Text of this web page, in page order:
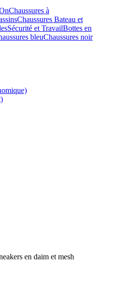
Chaussures à
Chaussures Bateau et
Sécurité et TravailBottes en
bleuChaussures noir
en daim et mesh